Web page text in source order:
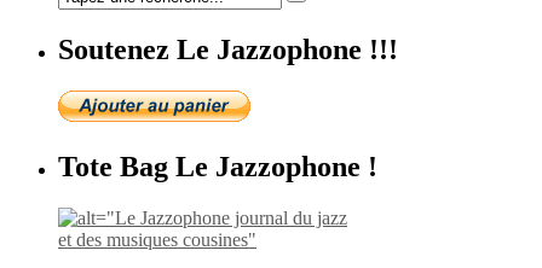
Soutenez Le Jazzophone !!!
Tote Bag Le Jazzophone !